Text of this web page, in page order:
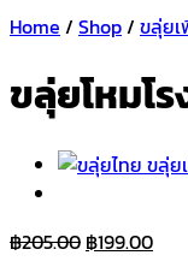
Home / Shop/ ขลุ่ย
ขลุ่ยโหมโ
฿205.00 Original
฿199.00